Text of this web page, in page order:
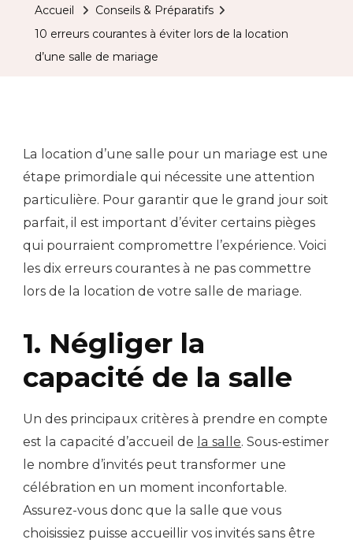
Accueil
Conseils & Préparatifs
10 erreurs courantes à éviter lors de la location
d’une salle de mariage
La location d’une salle pour un mariage est une
étape primordiale qui nécessite une attention
particulière. Pour garantir que le grand jour soit
parfait, il est important d’éviter certains pièges
qui pourraient compromettre l’expérience. Voici
les dix erreurs courantes à ne pas commettre
lors de la location de votre salle de mariage.
1. Négliger la
capacité de la salle
Un des principaux critères à prendre en compte
est la capacité d’accueil de la salle. Sous-estimer
le nombre d’invités peut transformer une
célébration en un moment inconfortable.
Assurez-vous donc que la salle que vous
choisissiez puisse accueillir vos invités sans être